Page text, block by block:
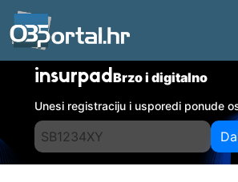
insurpadBrzo i digitalno
Unesi registraciju i usporedi ponude